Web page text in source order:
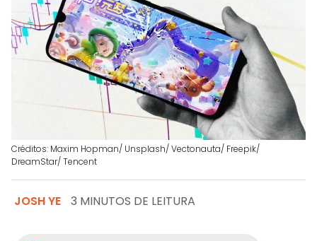
Créditos: Maxim Hopman/ Unsplash/ Vectonauta/ Freepik/
DreamStar/ Tencent
JOSH YE 3 MINUTOS DE LEITURA